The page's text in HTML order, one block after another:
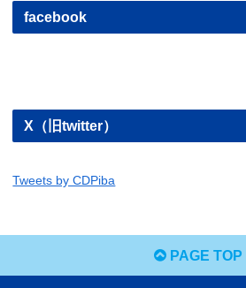
facebook
X（旧twitter）
Tweets by CDPiba
PAGE TOP